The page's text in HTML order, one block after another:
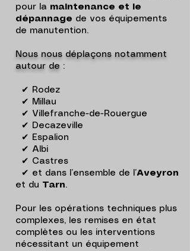
pour la maintenance et le
dépannage de vos équipements
de manutention.
Nous nous déplaçons notamment
autour de :
✔ Rodez
✔ Millau
✔ Villefranche-de-Rouergue
✔ Decazeville
✔ Espalion
✔ Albi
✔ Castres
✔ et dans l’ensemble de l’Aveyron
et du Tarn.
Pour les opérations techniques plus
complexes, les remises en état
complètes ou les interventions
nécessitant un équipement